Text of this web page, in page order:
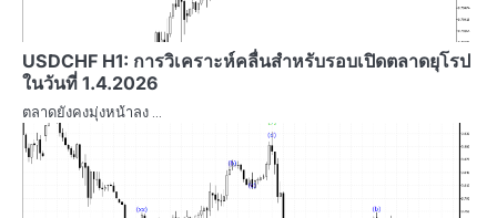
USDCHF H1: การวิเคราะห์คลื่นสำหรับรอบเปิดตลาดยุโรป
ในวันที่ 1.4.2026
ตลาดยังคงมุ่งหน้าลง …